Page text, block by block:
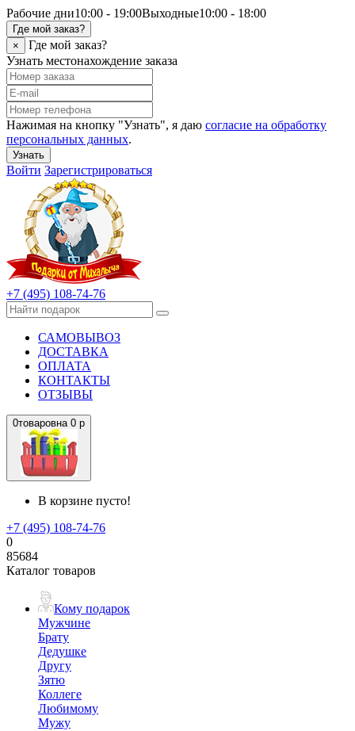
Рабочие дни10:00 - 19:00Выходные10:00 - 18:00
Где мой заказ?
×
Где мой заказ?
Узнать местонахождение заказа
Нажимая на кнопку "Узнать", я даю согласие на обработку
персональных данных.
Узнать
Войти Зарегистрироваться
+7 (495) 108-74-76
САМОВЫВОЗ
ДОСТАВКА
ОПЛАТА
КОНТАКТЫ
ОТЗЫВЫ
0товаровна 0 р
В корзине пусто!
+7 (495) 108-74-76
0
85684
Каталог товаров
Кому подарок
Мужчине
Брату
Дедушке
Другу
Зятю
Коллеге
Любимому
Мужу